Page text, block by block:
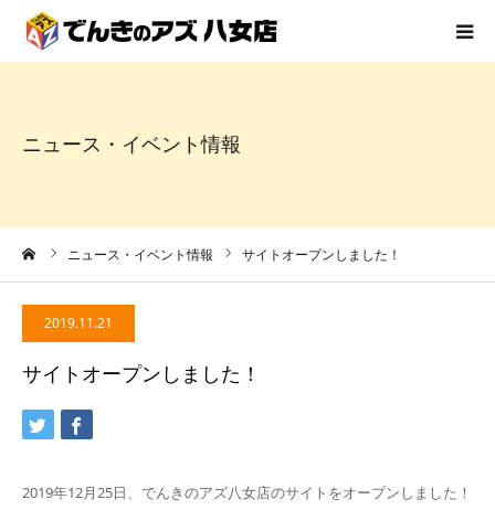
ニュース・イベント情報
ニュース・イベント情報 サイトオープンしました！
2019.11.21
サイトオープンしました！
2019年12月25日、でんきのアズ八女店のサイトをオープンしました！
でんきのアズ八女店とは
事例
お知らせ
スタッフ紹介